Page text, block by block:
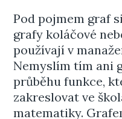
Pod pojmem graf
grafy koláčové
používají v
Nemyslím tím ani
průběhu funkce,
zakreslovat ve
matematiky.